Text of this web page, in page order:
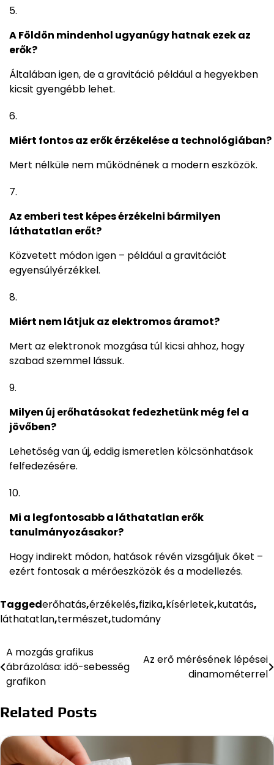
A Földön mindenhol ugyanúgy hatnak ezek az
erők?
Általában igen, de a gravitáció például a hegyekben
kicsit gyengébb lehet.
Miért fontos az erők érzékelése a technológiában?
Mert nélküle nem működnének a modern eszközök.
Az emberi test képes érzékelni bármilyen
láthatatlan erőt?
Közvetett módon igen – például a gravitációt
egyensúlyérzékkel.
Miért nem látjuk az elektromos áramot?
Mert az elektronok mozgása túl kicsi ahhoz, hogy
szabad szemmel lássuk.
Milyen új erőhatásokat fedezhetünk még fel a
jövőben?
Lehetőség van új, eddig ismeretlen kölcsönhatások
felfedezésére.
Mi a legfontosabb a láthatatlan erők
tanulmányozásakor?
Hogy indirekt módon, hatások révén vizsgáljuk őket –
ezért fontosak a mérőeszközök és a modellezés.
Taggederőhatás,érzékelés,fizika,kísérletek,kutatás,
láthatatlan,természet,tudomány
Bejegyzés
navigáció
A mozgás grafikus
ábrázolása: idő-sebesség
grafikon
Az erő mérésének lépései
dinamométerrel
Related Posts